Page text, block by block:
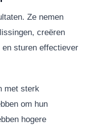
Ze nemen
creëren
sturen effectiever
met sterk
om hun
hogere